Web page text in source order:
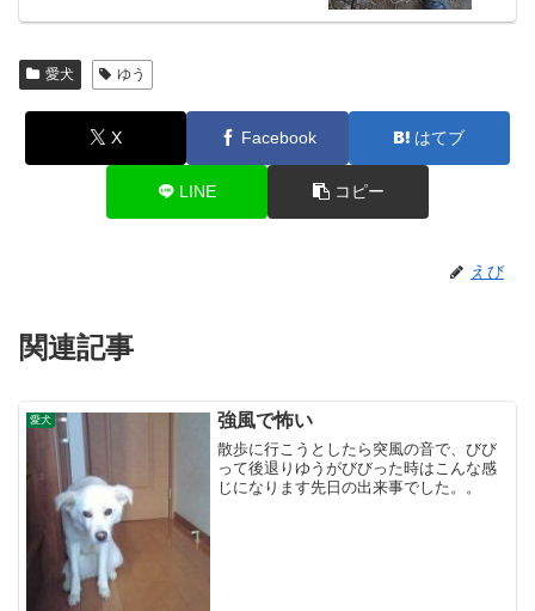
愛犬 ゆう
X Facebook はてブ
LINE コピー
えび
関連記事
愛犬 強風で怖い
散歩に行こうとしたら突風の音で、びび
って後退りゆうがびびった時はこんな感
じになります先日の出来事でした。。